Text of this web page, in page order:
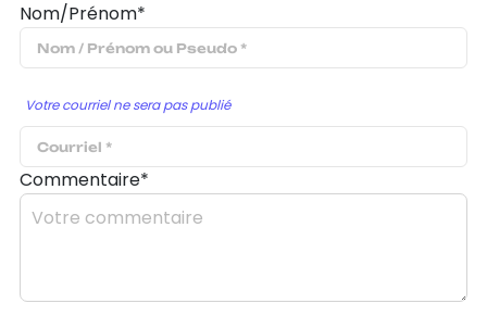
Nom/Prénom*
Votre courriel ne sera pas publié
Commentaire*